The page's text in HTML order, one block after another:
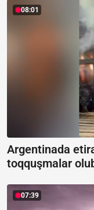
08:01
Argentinada
toqquşmalar
07:39